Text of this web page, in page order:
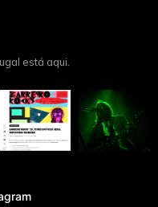
está aqui.